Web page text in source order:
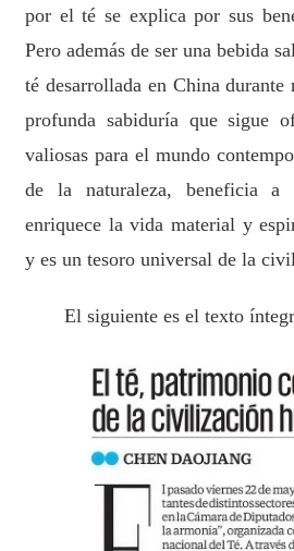
por el té se explica por sus
Pero además de ser una bebida
té desarrollada en China
profunda sabiduría que sigue
valiosas para el mundo
de la naturaleza, beneficia a
enriquece la vida material y
y es un tesoro universal de la
El siguiente es el texto